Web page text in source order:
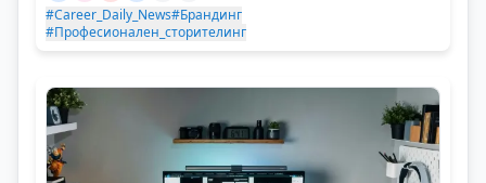
#Career_Daily_News#Брандинг
#Професионален_сторителинг